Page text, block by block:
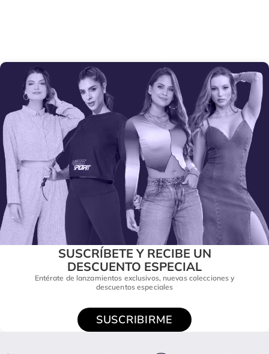
SUSCRÍBETE Y RECIBE UN
DESCUENTO ESPECIAL
Entérate de lanzamientos exclusivos, nuevas colecciones y
descuentos especiales
SUSCRIBIRME